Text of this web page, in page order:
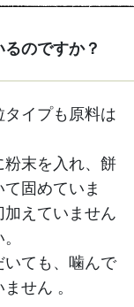
のですか？
タイプも原料は
末を入れ、餅
固めていま
えていません
いても、噛んで
せん 。